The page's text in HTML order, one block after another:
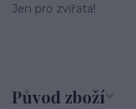
Jen pro zvířata!
Původ zboží